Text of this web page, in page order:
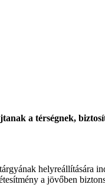
a térségnek,
a jövőben